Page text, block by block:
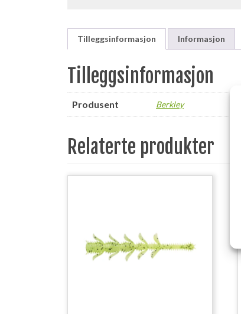
Tilleggsinformasjon Informasjon
Tilleggsinformasjon
Produsent Berkley
Relaterte produkter